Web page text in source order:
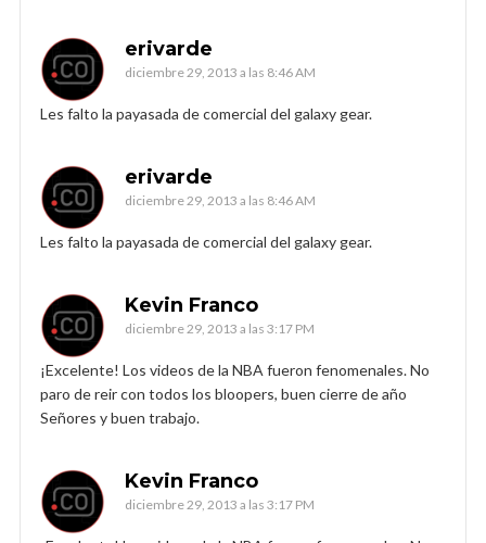
erivarde
diciembre 29, 2013 a las 8:46 AM
Les falto la payasada de comercial del galaxy gear.
erivarde
diciembre 29, 2013 a las 8:46 AM
Les falto la payasada de comercial del galaxy gear.
Kevin Franco
diciembre 29, 2013 a las 3:17 PM
¡Excelente! Los videos de la NBA fueron fenomenales. No
paro de reir con todos los bloopers, buen cierre de año
Señores y buen trabajo.
Kevin Franco
diciembre 29, 2013 a las 3:17 PM